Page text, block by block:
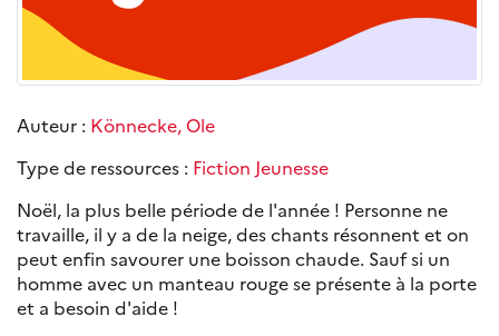
Auteur : Könnecke, Ole
Type de ressources : Fiction Jeunesse
Noël, la plus belle période de l'année ! Personne ne
travaille, il y a de la neige, des chants résonnent et on
peut enfin savourer une boisson chaude. Sauf si un
homme avec un manteau rouge se présente à la porte
et a besoin d'aide !